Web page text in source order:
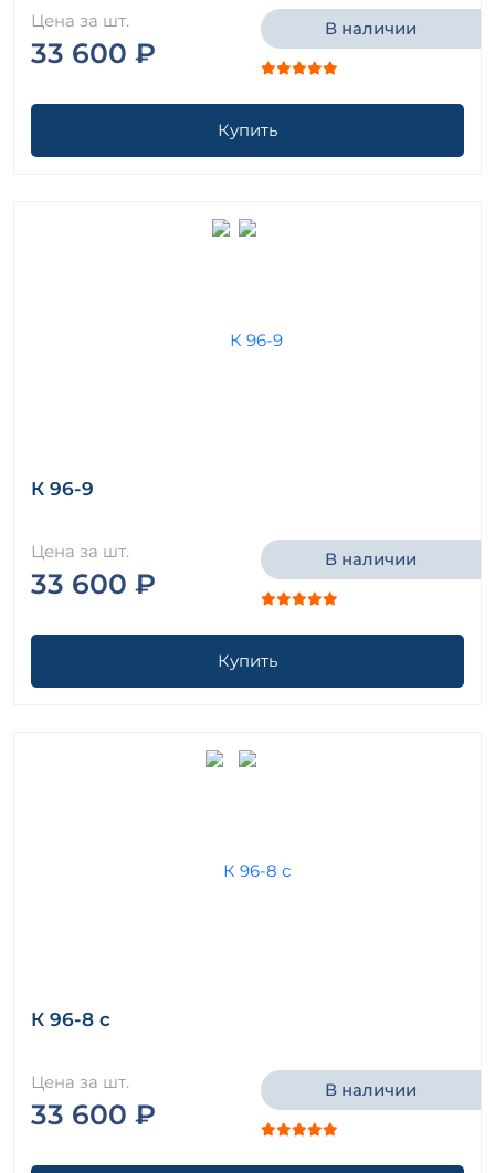
Цена за шт.
33 600 ₽
В наличии
Купить
К 96-9
Цена за шт.
33 600 ₽
В наличии
Купить
К 96-8 с
Цена за шт.
33 600 ₽
В наличии